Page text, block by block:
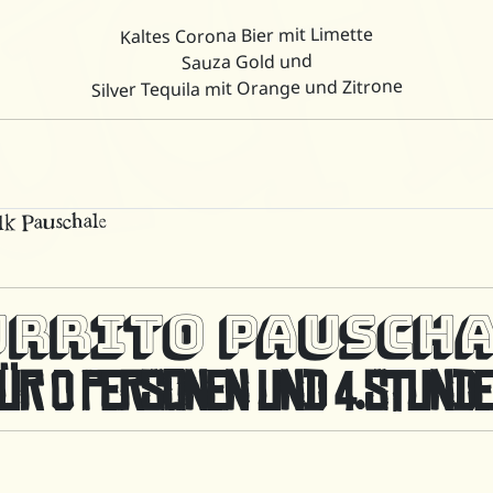
Kaltes Corona Bier mit Limette
Sauza Gold und
Silver Tequila mit Orange und Zitrone
Pauschale
0 PERSONEN UND